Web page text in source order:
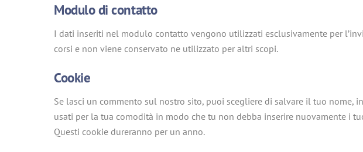
Modulo di contatto
I dati inseriti nel modulo contatto vengono utilizzati esclusivamente per
corsi e non viene conservato ne utilizzato per altri scopi.
Cookie
Se lasci un commento sul nostro sito, puoi scegliere di salvare il tuo nome,
usati per la tua comodità in modo che tu non debba inserire nuovamente i
Questi cookie dureranno per un anno.